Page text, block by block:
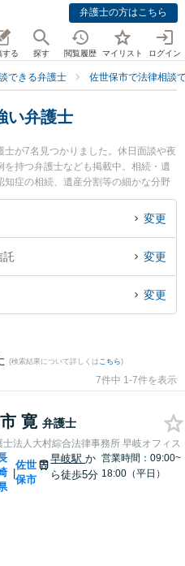
弁護士の方はこちら
する 探す 閲覧履歴 マイリスト ログイン
できる弁護士 佐世保市で法律相談
い弁護士
が7名見つかりました。休日面談や夜
持つ弁護士なども掲載中。相続・遺
症の相続、遺産分割等の細かな分野
護士法人大村綜合法律事務所 早岐オ
務所の竹口 将太弁護士、竹口・堀法律
ブル解決の実績豊富な近くの弁護士
を法律相談できる佐世保市内の弁護
者さんにおすすめです。
変更
託 変更
変更
(検索結果について詳しくは こちら)
7件中 1-7件を表示
寛 弁護士
士法人大村綜合法律事務所 早岐オフィス
|
佐世
保市
早岐駅か
ら徒歩5分
営業時間：09:00~
18:00（平日）